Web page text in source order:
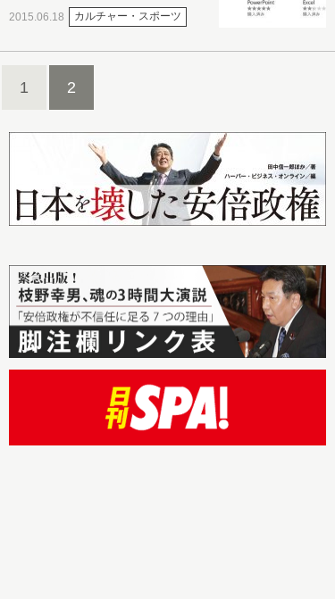
2015.06.18 カルチャー・スポーツ
1 2